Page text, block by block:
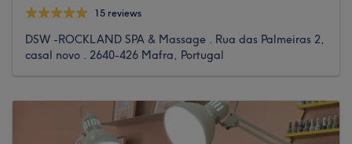
15 reviews
DSW -ROCKLAND SPA & Massage . Rua das Palmeiras 2,
casal novo . 2640-426 Mafra, Portugal